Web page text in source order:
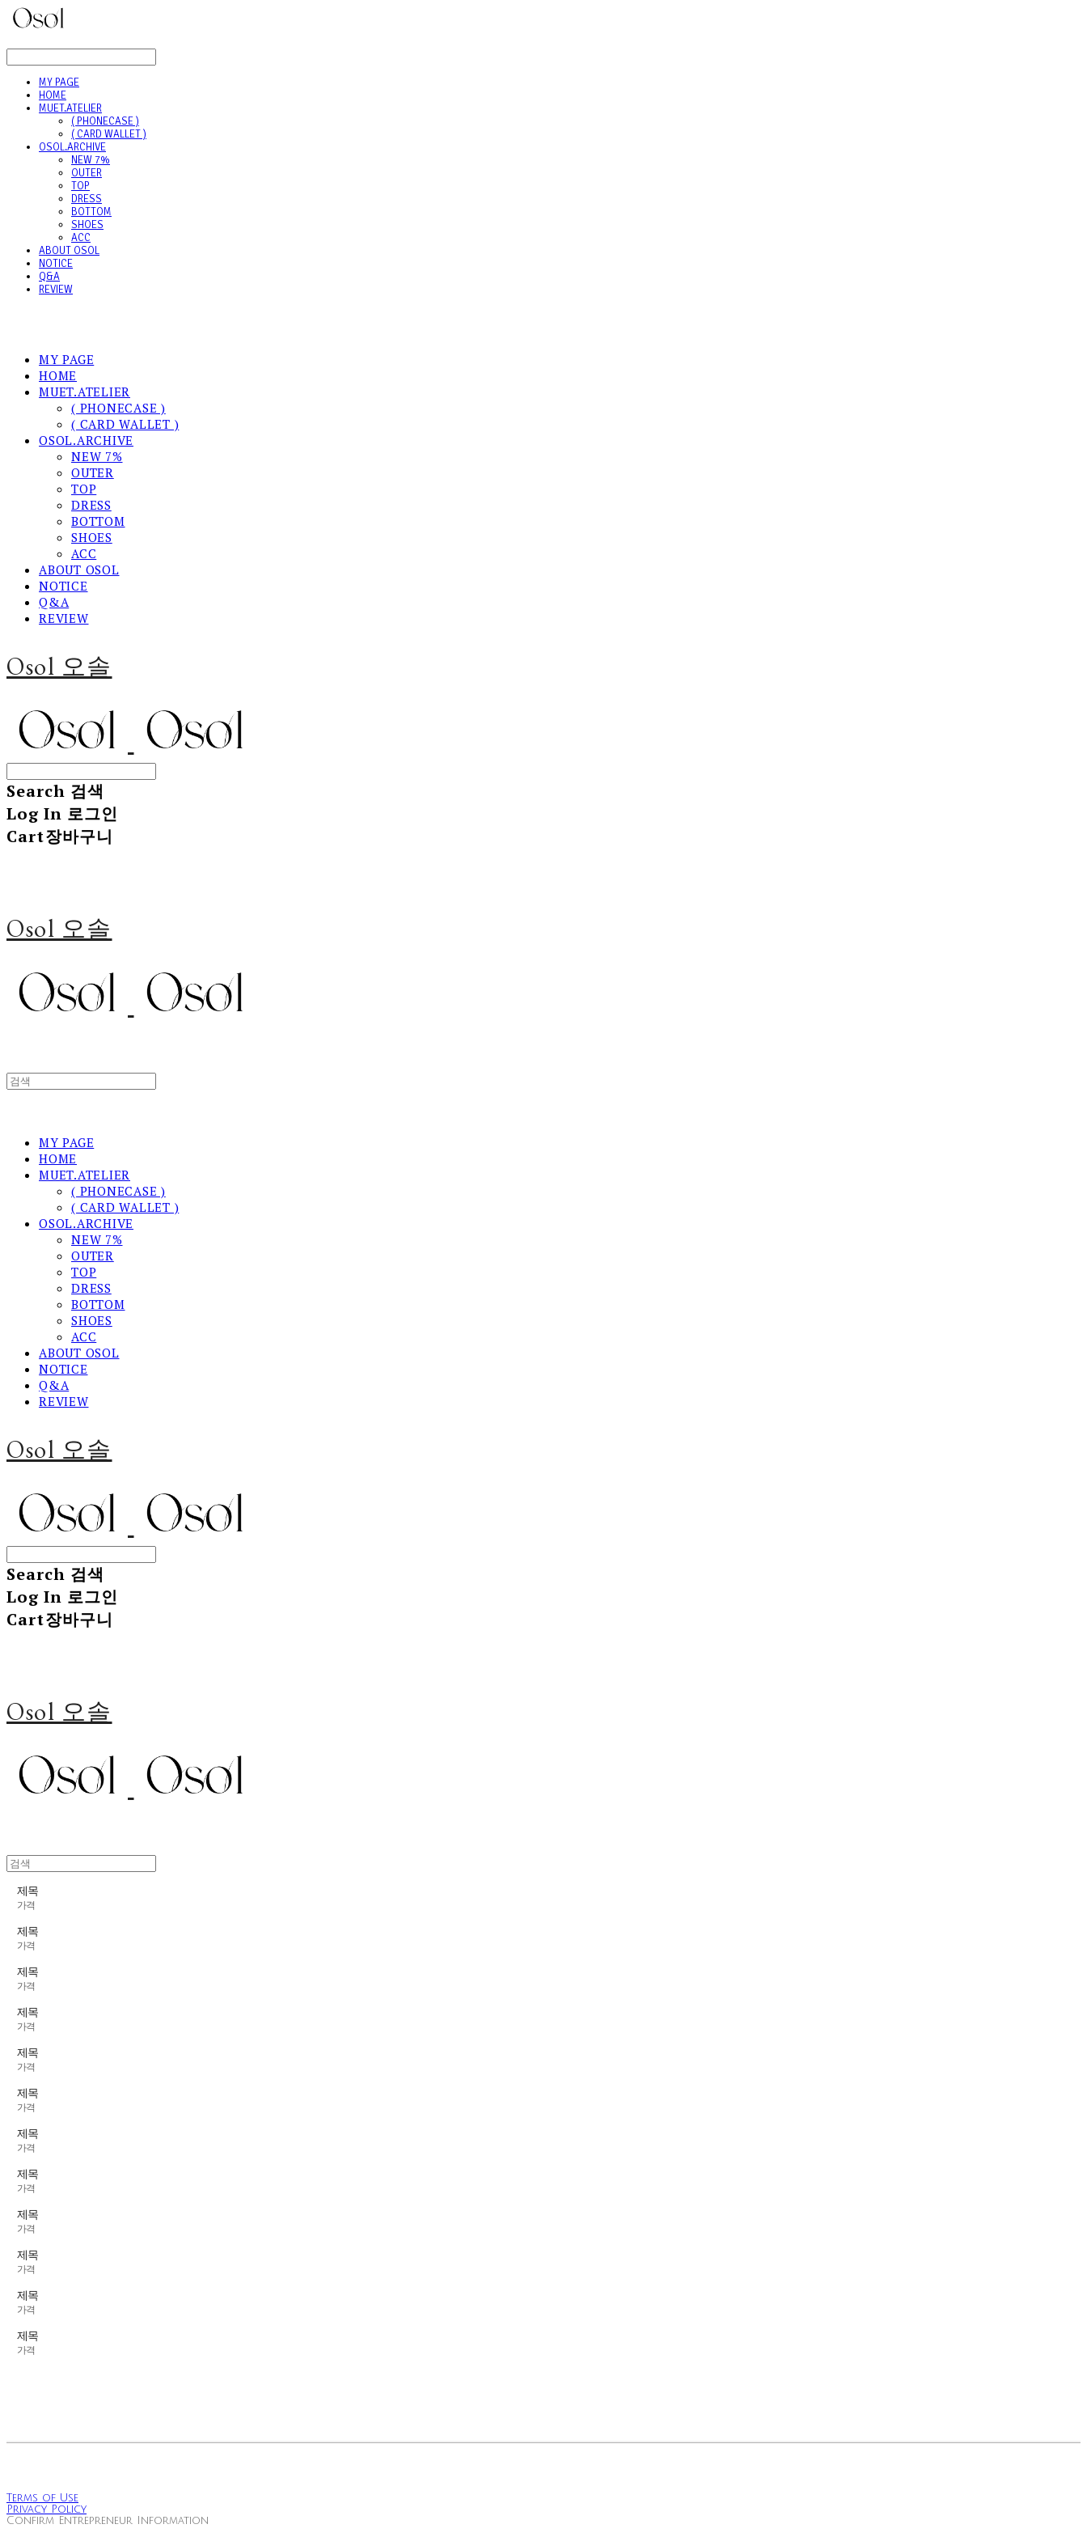
MY PAGE
HOME
MUET.ATELIER
( PHONECASE )
( CARD WALLET )
OSOL.ARCHIVE
NEW 7%
OUTER
TOP
DRESS
BOTTOM
SHOES
ACC
ABOUT OSOL
NOTICE
Q&A
REVIEW
MY PAGE
HOME
MUET.ATELIER
( PHONECASE )
( CARD WALLET )
OSOL.ARCHIVE
NEW 7%
OUTER
TOP
DRESS
BOTTOM
SHOES
ACC
ABOUT OSOL
NOTICE
Q&A
REVIEW
Osol 오솔
Search 검색
Log In 로그인
Cart장바구니
Osol 오솔
MY PAGE
HOME
MUET.ATELIER
( PHONECASE )
( CARD WALLET )
OSOL.ARCHIVE
NEW 7%
OUTER
TOP
DRESS
BOTTOM
SHOES
ACC
ABOUT OSOL
NOTICE
Q&A
REVIEW
Osol 오솔
Search 검색
Log In 로그인
Cart장바구니
Osol 오솔
제목
가격
제목
가격
제목
가격
제목
가격
제목
가격
제목
가격
제목
가격
제목
가격
제목
가격
제목
가격
제목
가격
제목
가격
Terms of Use
Privacy Policy
Confirm Entrepreneur Information